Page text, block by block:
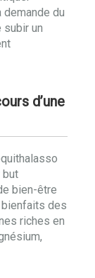
du
subir un
d’une
but
bien-être
des
riches en